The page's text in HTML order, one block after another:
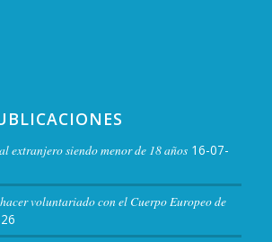
extranjero siendo menor de 18 años 16-07-
voluntariado con el Cuerpo Europeo de